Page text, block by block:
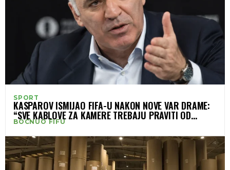
SPORT
KASPAROV ISMIJAO FIFA-U NAKON NOVE VAR DRAME:
“SVE KABLOVE ZA KAMERE TREBAJU PRAVITI OD
HRVATSKE KOSE”
BOCNUO FIFU